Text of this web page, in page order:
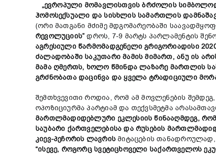
„ევროპული მომავლისთვის ბრძოლის
ჰომოსექსუალი დასისხლის სამართლის
(ორი მათგანი მძიმე მდგომარეობაში
რევოლუციის” დროს, 7-9 მარტს პარლამენტის
აგრესიული წარმომადგენელიგრიგორიადისი
ძალადობაშისაკუთარიმამისმიმართ,ანუ ის
მამაღმერთს, ხოლო წმინდალაზარე მართლის
გრძნობათადაცინვა დაყველა ტრადიციული
შემთხვევითი როდია, რომ ამ მოვლენების
ოპოზიციურმა პარტიამ და თექვსმეტმა
მართლმადიდებლური ეკლესიის წინააღმდეგ,
საუბარი ქართველებისადარუსების
კიევ-პეჩორის ლავრისმიტაცების თანადროულად,
“ისევე, როგორცსვეტიცხოველი საქართველოს